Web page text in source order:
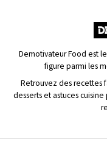
Demotivateur Food est
figure parmi les
Retrouvez des recettes
desserts et astuces